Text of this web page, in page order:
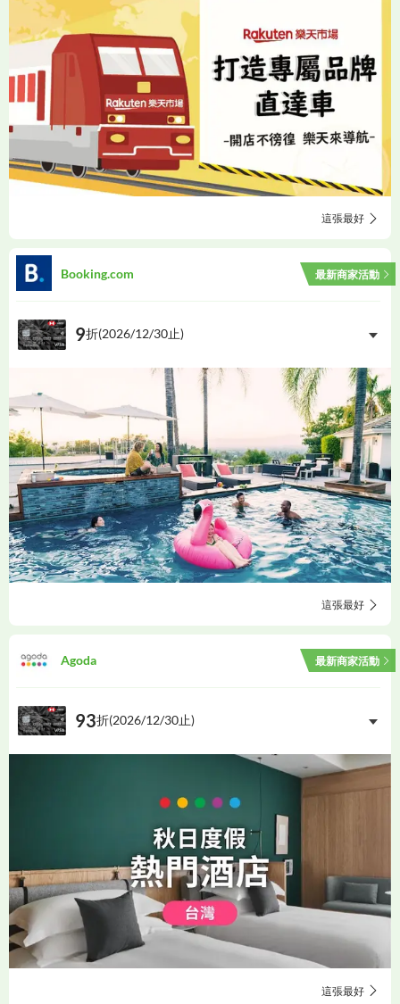
這張最好
Booking.com 最新商家活動
9折(2026/12/30止)
這張最好
Agoda 最新商家活動
93折(2026/12/30止)
這張最好